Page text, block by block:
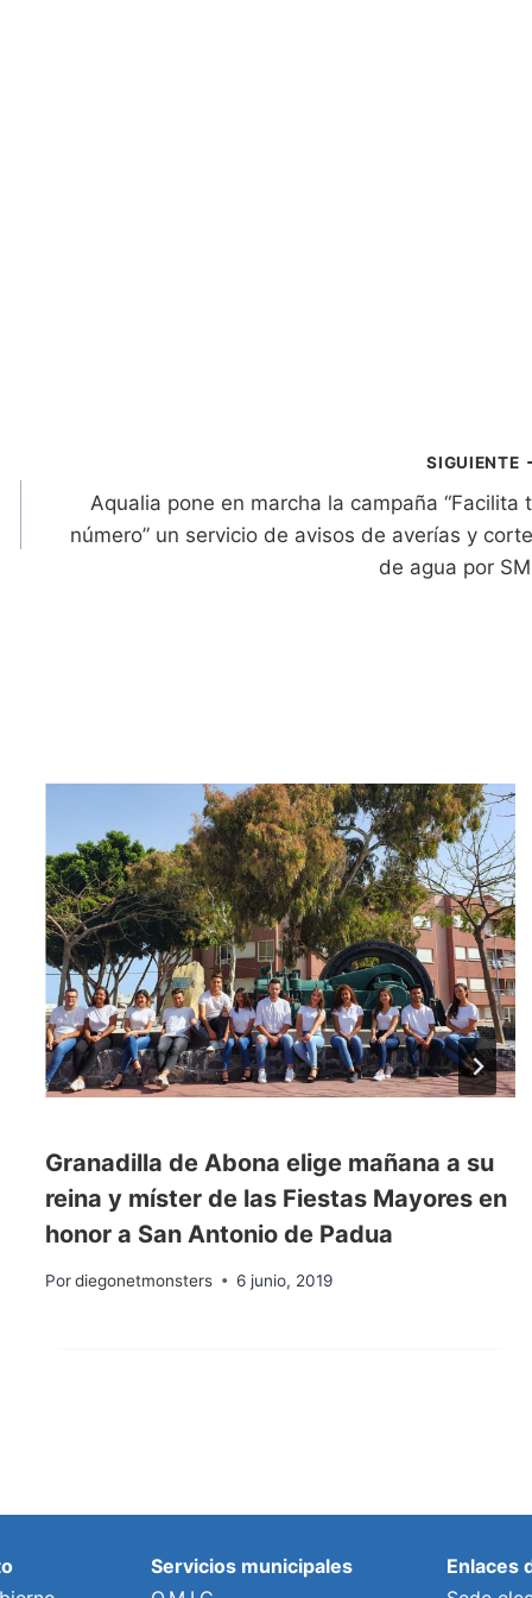
SIGUIENTE
Aqualia pone en marcha la campaña “Facilita
número” un servicio de avisos de averías y
de agua por
Granadilla de Abona elige mañana a su
reina y míster de las Fiestas Mayores en
honor a San Antonio de Padua
Por diegonetmonsters 6 junio, 2019
Servicios municipales
Enlaces